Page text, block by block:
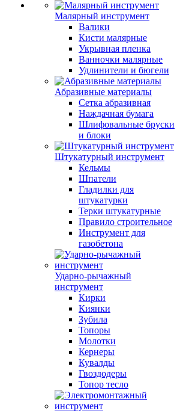
Малярный инструмент
Валики
Кисти малярные
Укрывная пленка
Ванночки малярные
Удлинители и бюгели
Абразивные материалы
Сетка абразивная
Наждачная бумага
Шлифовальные бруски
и блоки
Штукатурный инструмент
Кельмы
Шпатели
Гладилки для
штукатурки
Терки штукатурные
Правило строительное
Инструмент для
газобетона
Ударно-рычажный
инструмент
Кирки
Киянки
Зубила
Топоры
Молотки
Кернеры
Кувалды
Гвоздодеры
Топор тесло